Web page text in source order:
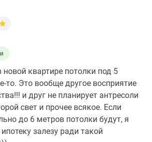
новой квартире потолки под 5
то. Это вообще другое восприятие
и друг не планирует антресоли
свет и прочее всякое. Если
до 6 метров потолки будут, я
залезу ради такой